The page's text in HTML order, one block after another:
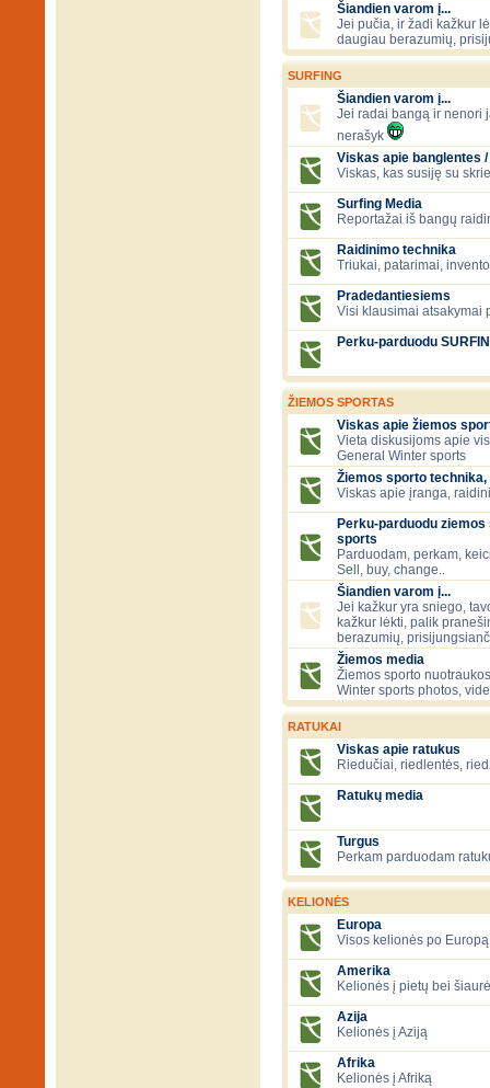
Šiandien varom į...
Jei pučia, ir žadi kažkur
daugiau berazumių,
SURFING
Šiandien varom į...
Jei radai bangą ir nenori
nerašyk
Viskas apie banglentes
Viskas, kas susiję su
Surfing Media
Reportažai iš bangų
Raidinimo technika
Triukai, patarimai,
Pradedantiesiems
Visi klausimai atsakymai
Perku-parduodu
ŽIEMOS SPORTAS
Viskas apie žiemos
Vieta diskusijoms apie
General Winter sports
Žiemos sporto
Viskas apie įranga,
Perku-parduodu
sports
Parduodam, perkam,
Sell, buy, change..
Šiandien varom į...
Jei kažkur yra sniego,
kažkur lėkti, palik
berazumių,
Žiemos media
Žiemos sporto
Winter sports photos,
RATUKAI
Viskas apie ratukus
Riedučiai, riedlentės,
Ratukų media
Turgus
Perkam parduodam
KELIONĖS
Europa
Visos kelionės po
Amerika
Kelionės į pietų bei
Azija
Kelionės į Aziją
Afrika
Kelionės į Afriką